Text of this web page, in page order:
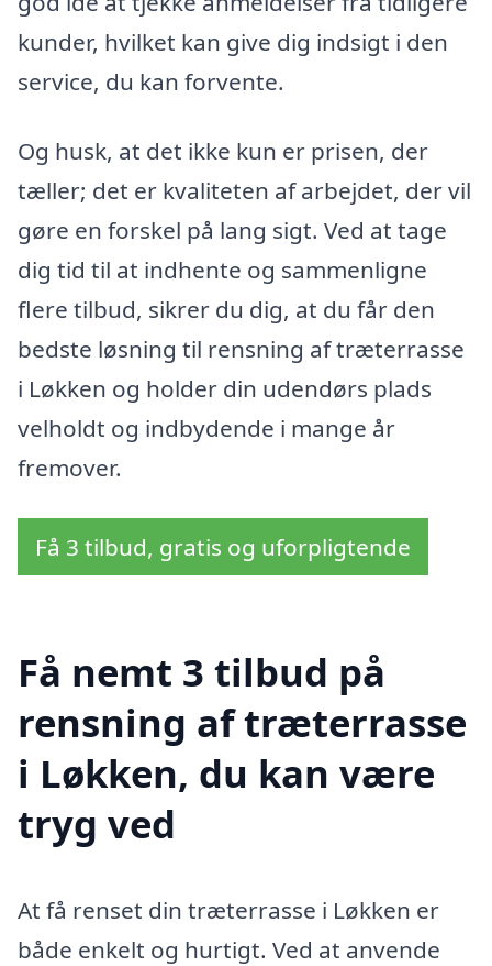
kunder, hvilket kan give dig indsigt i den
service, du kan forvente.
Og husk, at det ikke kun er prisen, der
tæller; det er kvaliteten af arbejdet, der vil
gøre en forskel på lang sigt. Ved at tage
dig tid til at indhente og sammenligne
flere tilbud, sikrer du dig, at du får den
bedste løsning til rensning af træterrasse
i Løkken og holder din udendørs plads
velholdt og indbydende i mange år
fremover.
Få 3 tilbud, gratis og uforpligtende
Få nemt 3 tilbud på
rensning af træterrasse
i Løkken, du kan være
tryg ved
At få renset din træterrasse i Løkken er
både enkelt og hurtigt. Ved at anvende